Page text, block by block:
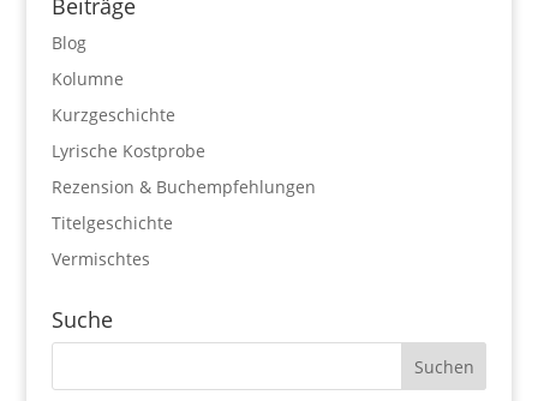
Blog
Kolumne
Kurzgeschichte
Lyrische Kostprobe
Rezension & Buchempfehlungen
Titelgeschichte
Vermischtes
Suche